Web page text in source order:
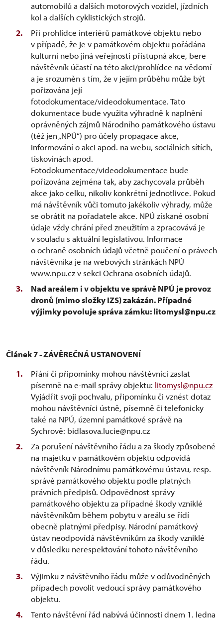
automobilů a dalších motorových vozidel, jízdních
kol a dalších cyklistických strojů.
Při prohlídce interiérů památkové objektu nebo
v případě, že je v památkovém objektu pořádána
kulturní nebo jiná veřejnosti přístupná akce, bere
návštěvník účastí na této akci/prohlídce na vědomí
a je srozuměn s tím, že v jejím průběhu může být
pořizována její
fotodokumentace/videodokumentace. Tato
dokumentace bude využita výhradně k naplnění
oprávněných zájmů Národního památkového ústavu
(též jen „NPÚ“) pro účely propagace akce,
informování o akci apod. na webu, sociálních sítích,
tiskovinách apod.
Fotodokumentace/videodokumentace bude
pořizována zejména tak, aby zachycovala průběh
akce jako celku, nikoliv konkrétní jednotlivce. Pokud
má návštěvník vůči tomuto jakékoliv výhrady, může
se obrátit na pořadatele akce. NPÚ získané osobní
údaje vždy chrání před zneužitím a zpracovává je
v souladu s aktuální legislativou. Informace
o ochraně osobních údajů včetně poučení o právech
návštěvníka je na webových stránkách NPÚ
www.npu.cz v sekci Ochrana osobních údajů.
Nad areálem i v objektu ve správě NPÚ je provoz
dronů (mimo složky IZS) zakázán. Případné
výjimky povoluje správa zámku: litomysl@npu.cz
Článek 7 - ZÁVĚREČNÁ USTANOVENÍ
Přání či připomínky mohou návštěvníci zaslat
písemně na e-mail správy objektu: litomysl@npu.cz
Vyjádřit svoji pochvalu, připomínku či vznést dotaz
mohou návštěvníci ústně, písemně či telefonicky
také na NPÚ, územní památkové správě na
Sychrově: bidlasova.lucie@npu.cz
Za porušení návštěvního řádu a za škody způsobené
na majetku v památkovém objektu odpovídá
návštěvník Národnímu památkovému ústavu, resp.
správě památkového objektu podle platných
právních předpisů. Odpovědnost správy
památkového objektu za případné škody vzniklé
návštěvníkům během pobytu v areálu se řídí
obecně platnými předpisy. Národní památkový
ústav neodpovídá návštěvníkům za škody vzniklé
v důsledku nerespektování tohoto návštěvního
řádu.
Výjimku z návštěvního řádu může v odůvodněných
případech povolit vedoucí správy památkového
objektu.
Tento návštěvní řád nabývá účinnosti dnem 1. ledna